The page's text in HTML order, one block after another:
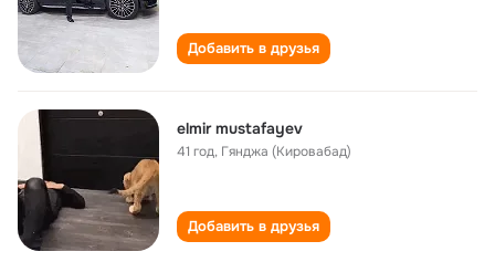
Добавить в друзья
elmir mustafayev
41 год, Гянджа (Кировабад)
Добавить в друзья